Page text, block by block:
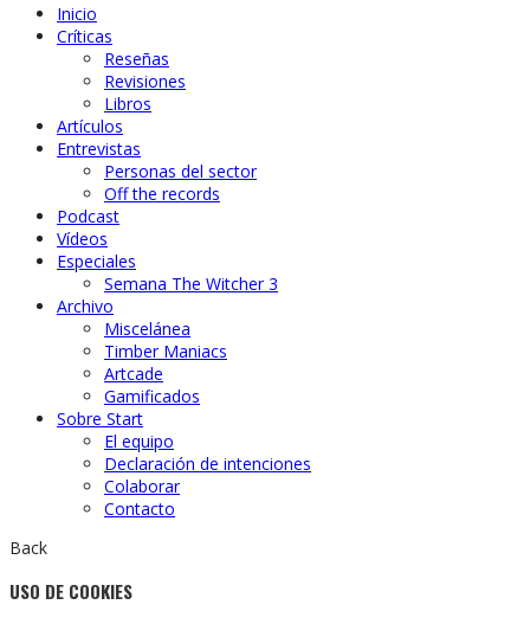
Inicio
Críticas
Reseñas
Revisiones
Libros
Artículos
Entrevistas
Personas del sector
Off the records
Podcast
Vídeos
Especiales
Semana The Witcher 3
Archivo
Miscelánea
Timber Maniacs
Artcade
Gamificados
Sobre Start
El equipo
Declaración de intenciones
Colaborar
Contacto
Back
USO DE COOKIES